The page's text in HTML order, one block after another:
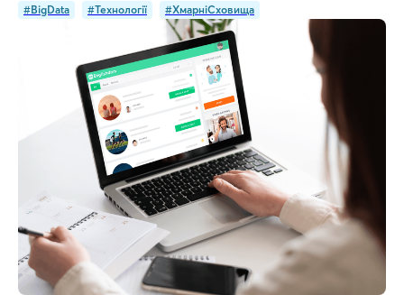
#BigData #Технології #ХмарніСховища